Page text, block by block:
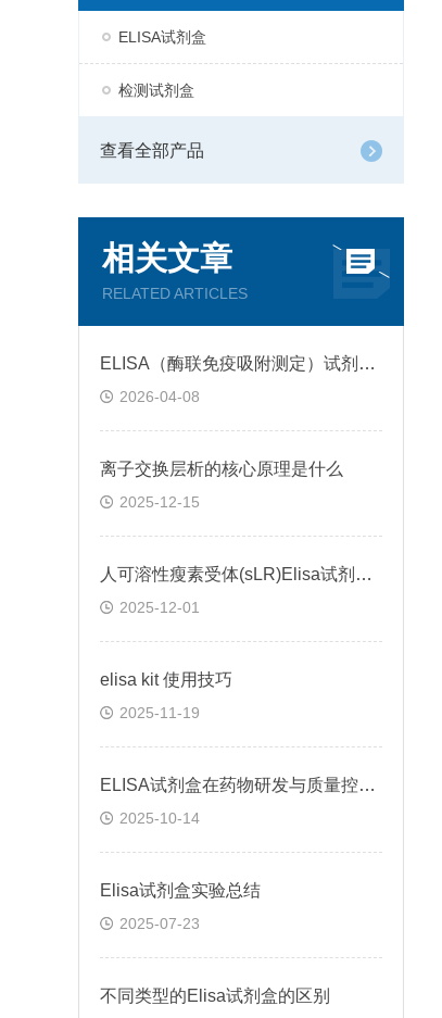
ELISA试剂盒
检测试剂盒
查看全部产品
相关文章
RELATED ARTICLES
ELISA（酶联免疫吸附测定）试剂盒原理类型检测方法
2026-04-08
离子交换层析的核心原理是什么
2025-12-15
人可溶性瘦素受体(sLR)Elisa试剂盒可溶性受体的作用
2025-12-01
elisa kit 使用技巧
2025-11-19
ELISA试剂盒在药物研发与质量控制中的应用实践
2025-10-14
Elisa试剂盒实验总结
2025-07-23
不同类型的Elisa试剂盒的区别